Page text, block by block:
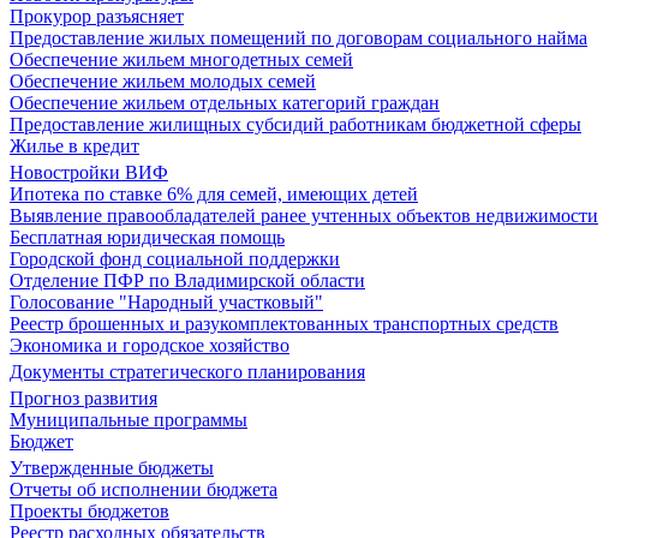
Прокурор разъясняет
Предоставление жилых помещений по договорам социального найма
Обеспечение жильем многодетных семей
Обеспечение жильем молодых семей
Обеспечение жильем отдельных категорий граждан
Предоставление жилищных субсидий работникам бюджетной сферы
Жилье в кредит
Новостройки ВИФ
Ипотека по ставке 6% для семей, имеющих детей
Выявление правообладателей ранее учтенных объектов недвижимости
Бесплатная юридическая помощь
Городской фонд социальной поддержки
Отделение ПФР по Владимирской области
Голосование "Народный участковый"
Реестр брошенных и разукомплектованных транспортных средств
Экономика и городское хозяйство
Документы стратегического планирования
Прогноз развития
Муниципальные программы
Бюджет
Утвержденные бюджеты
Отчеты об исполнении бюджета
Проекты бюджетов
Реестр расходных обязательств